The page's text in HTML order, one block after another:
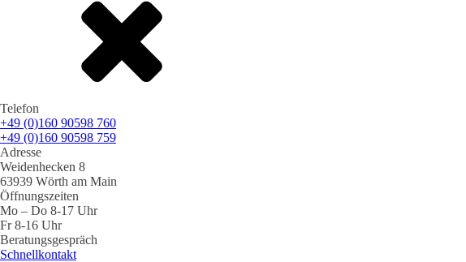
Telefon
+49 (0)160 90598 760
+49 (0)160 90598 759
Adresse
Weidenhecken 8
63939 Wörth am Main
Öffnungszeiten
Mo – Do 8-17 Uhr
Fr 8-16 Uhr
Beratungsgespräch
Schnellkontakt